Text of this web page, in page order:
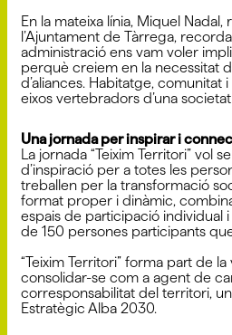
En la mateixa línia, Miquel Nadal,
l’Ajuntament de Tàrrega,
administració ens vam voler
perquè creiem en la necessitat
d’aliances. Habitatge, comunitat
eixos vertebradors d’una
Una jornada per inspirar i
La jornada “Teixim Territori” vol
d’inspiració per a totes les
treballen per la transformació
format proper i dinàmic,
espais de participació individual
de 150 persones participants que
“Teixim Territori” forma part de
consolidar-se com a agent de
corresponsabilitat del territori,
Estratègic Alba 2030.